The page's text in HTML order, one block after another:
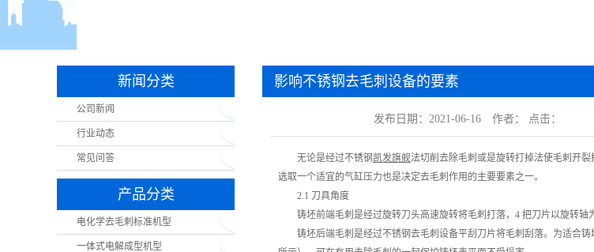
毛刺专用机床
一体式ecm去毛刺
机型
设备包装
新闻分类
公司新闻
行业动态
常见问答
产品分类
电化学去毛刺标准机型
一体式电解成型机型
影响不锈钢去毛刺设备的要素
发布日期： 2021-06-16 作者： 点击：
无论是经过不锈钢 凯发旗舰法切削去除毛刺或是旋转打掉法使毛刺开
选取一个适宜的气缸压力也是决定去毛刺作用的主要要素之一。
2.1 刀具角度
铸坯前端毛刺是经过旋转刀头高速旋转将毛刺打落，4 把刀片以旋转轴
铸坯后端毛刺是经过不锈钢去毛刺设备平刮刀片将毛刺刮落。为适合铸